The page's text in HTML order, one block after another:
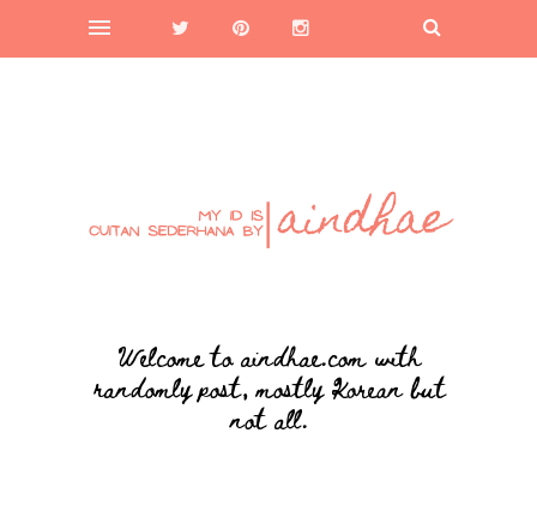
Welcome to aindhae.com with
randomly post, mostly Korean but
not all.